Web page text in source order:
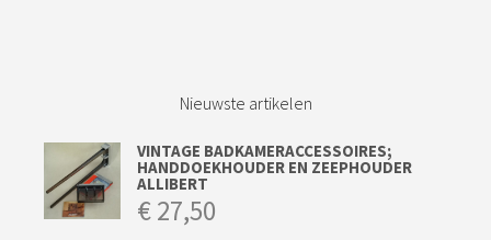
Nieuwste artikelen
VINTAGE BADKAMERACCESSOIRES;
HANDDOEKHOUDER EN ZEEPHOUDER
ALLIBERT
€27,50